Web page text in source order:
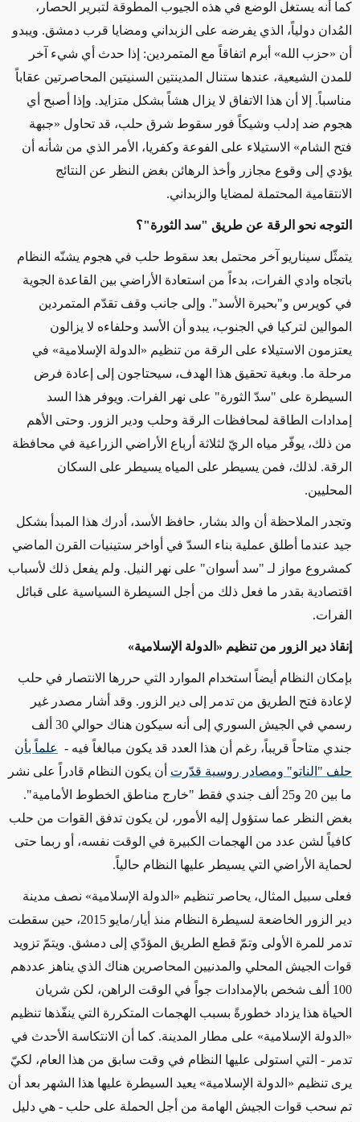
كما أنه يستغل الوضع في هذه الجيوب المطوقة لتبرير الحصار،
المُدان دولياً، الذي يفرضه على الزبداني ومضايا قرب دمشق. ويبدو
أن «حزب الله» أبرم اتفاقاً مع المتمردين: إذا حدث أي شيء آخر
للمدن الشيعية، عندها ستنال المدينتين السنيتين المحاصرتين عقاباً
مناسباً. إلا أن هذا الاتفاق لا يزال هشاً بشكل متزايد. وإذا أصبح أي
هجوم ضد إدلب وشيكاً فور سقوط شرق حلب، قد تحاول «جبهة
فتح الشام» الاستيلاء على الفوعة وكفريا، الأمر الذي من شأنه أن
يؤدي إلى وقوع مجازر وأخذ الرهائن بغض النظر عن النتائج
الانتقامية المحتملة لمضايا والزبداني.
التوجه نحو الرقة عن طريق "سد الثورة"؟
يتمثّل سيناريو آخر محتمل بعد سقوط حلب في هجوم يشنّه النظام
باتجاه وادي الفرات، بدءاً من استعادة الأراضي بين القاعدة الجوية
في كويرس و"بحيرة الأسد". وإلى جانب وقف تقدّم المتمردين
الموالين لتركيا في الجنوب، يبدو أن الأسد وحلفاءه لا يزالون
يعتزمون الاستيلاء على الرقة من تنظيم «الدولة الإسلامية» في
مرحلة ما. وبغية تحقيق هذا الهدف، سيحتاجون إلى إعادة فرض
السيطرة على "سدّ الثورة" على نهر الفرات. ويوفر هذا السد
إمدادات الطاقة لمحافظات الرقة وحلب ودير الزور. وحتى الأهم
من ذلك، يوفّر مياه الريّ لثلاثة أرباع الأراضي الزراعية في محافظة
الرقة. لذلك، فمن يسيطر على المياه يسيطر على السكان
المحليين.
وتجدر الملاحظة أن والد بشار، حافظ الأسد، أدرك هذا المبدأ بشكل
جيد عندما أطلق عملية بناء السدّ في أواخر ستينيات القرن الماضي
كمشروع مواز لـ "سد أسوان" على نهر النيل. ولم يفعل ذلك لأسباب
اقتصادية بقدر ما فعل ذلك من أجل السيطرة السياسية على قبائل
الفرات.
إنقاذ دير الزور من تنظيم «الدولة الإسلامية»
بإمكان النظام أيضاً استخدام الموارد التي حررها الانتصار في حلب
لإعادة فتح الطريق من تدمر إلى دير الزور. وقد أشار مصدر غير
رسمي في الجيش السوري إلى أنه سيكون هناك حوالي 30 ألف
جندي متاحاً قريباً، رغم أن هذا العدد قد يكون مبالغاً فيه - علماً بأن
حلف "الناتو" ومصادر روسية قدّرت أن يكون النظام قادراً على نشر
ما بين 20 و25 ألف جندي فقط "خارج مناطق الخطوط الأمامية".
بغض النظر عما ستؤول إليه الأمور، لن يكون تدفق القوات من حلب
كافياً لشن عدد من الهجمات الكبيرة في الوقت نفسه، أو ربما حتى
لحماية الأراضي التي يسيطر عليها النظام حالياً.
فعلى سبيل المثال، يحاصر تنظيم «الدولة الإسلامية» نصف مدينة
دير الزور الخاضعة لسيطرة النظام منذ أيار/مايو 2015، حين سقطت
تدمر للمرة الأولى وتمّ قطع الطريق المؤدّي إلى دمشق. ويتمّ تزويد
قوات الجيش المحلي والمدنيين المحاصرين هناك الذي يناهز عددهم
100 ألف شخص بالإمدادات جواً في الوقت الراهن، لكن شريان
الحياة هذا يزداد خطورةً بسبب الهجمات المتكررة التي ينفّذها تنظيم
«الدولة الإسلامية» على مطار المدينة. كما أن الانتكاسة الأحدث في
تدمر - التي استولى عليها النظام في وقت سابق من هذا العام، لكيّ
يرى تنظيم «الدولة الإسلامية» يعيد السيطرة عليها هذا الشهر بعد أن
تم سحب قوات الجيش الهامة من أجل الحملة على حلب - هي دليل